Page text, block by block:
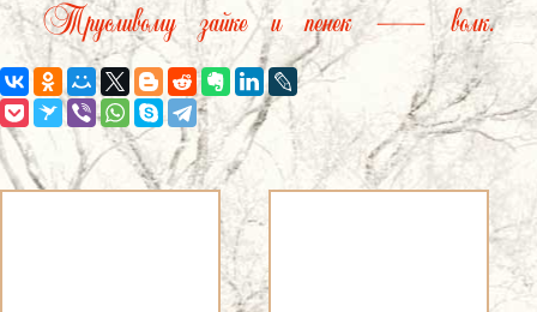
Трусливому зайке и пенек — волк.